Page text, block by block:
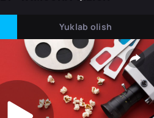
Yuklab olish